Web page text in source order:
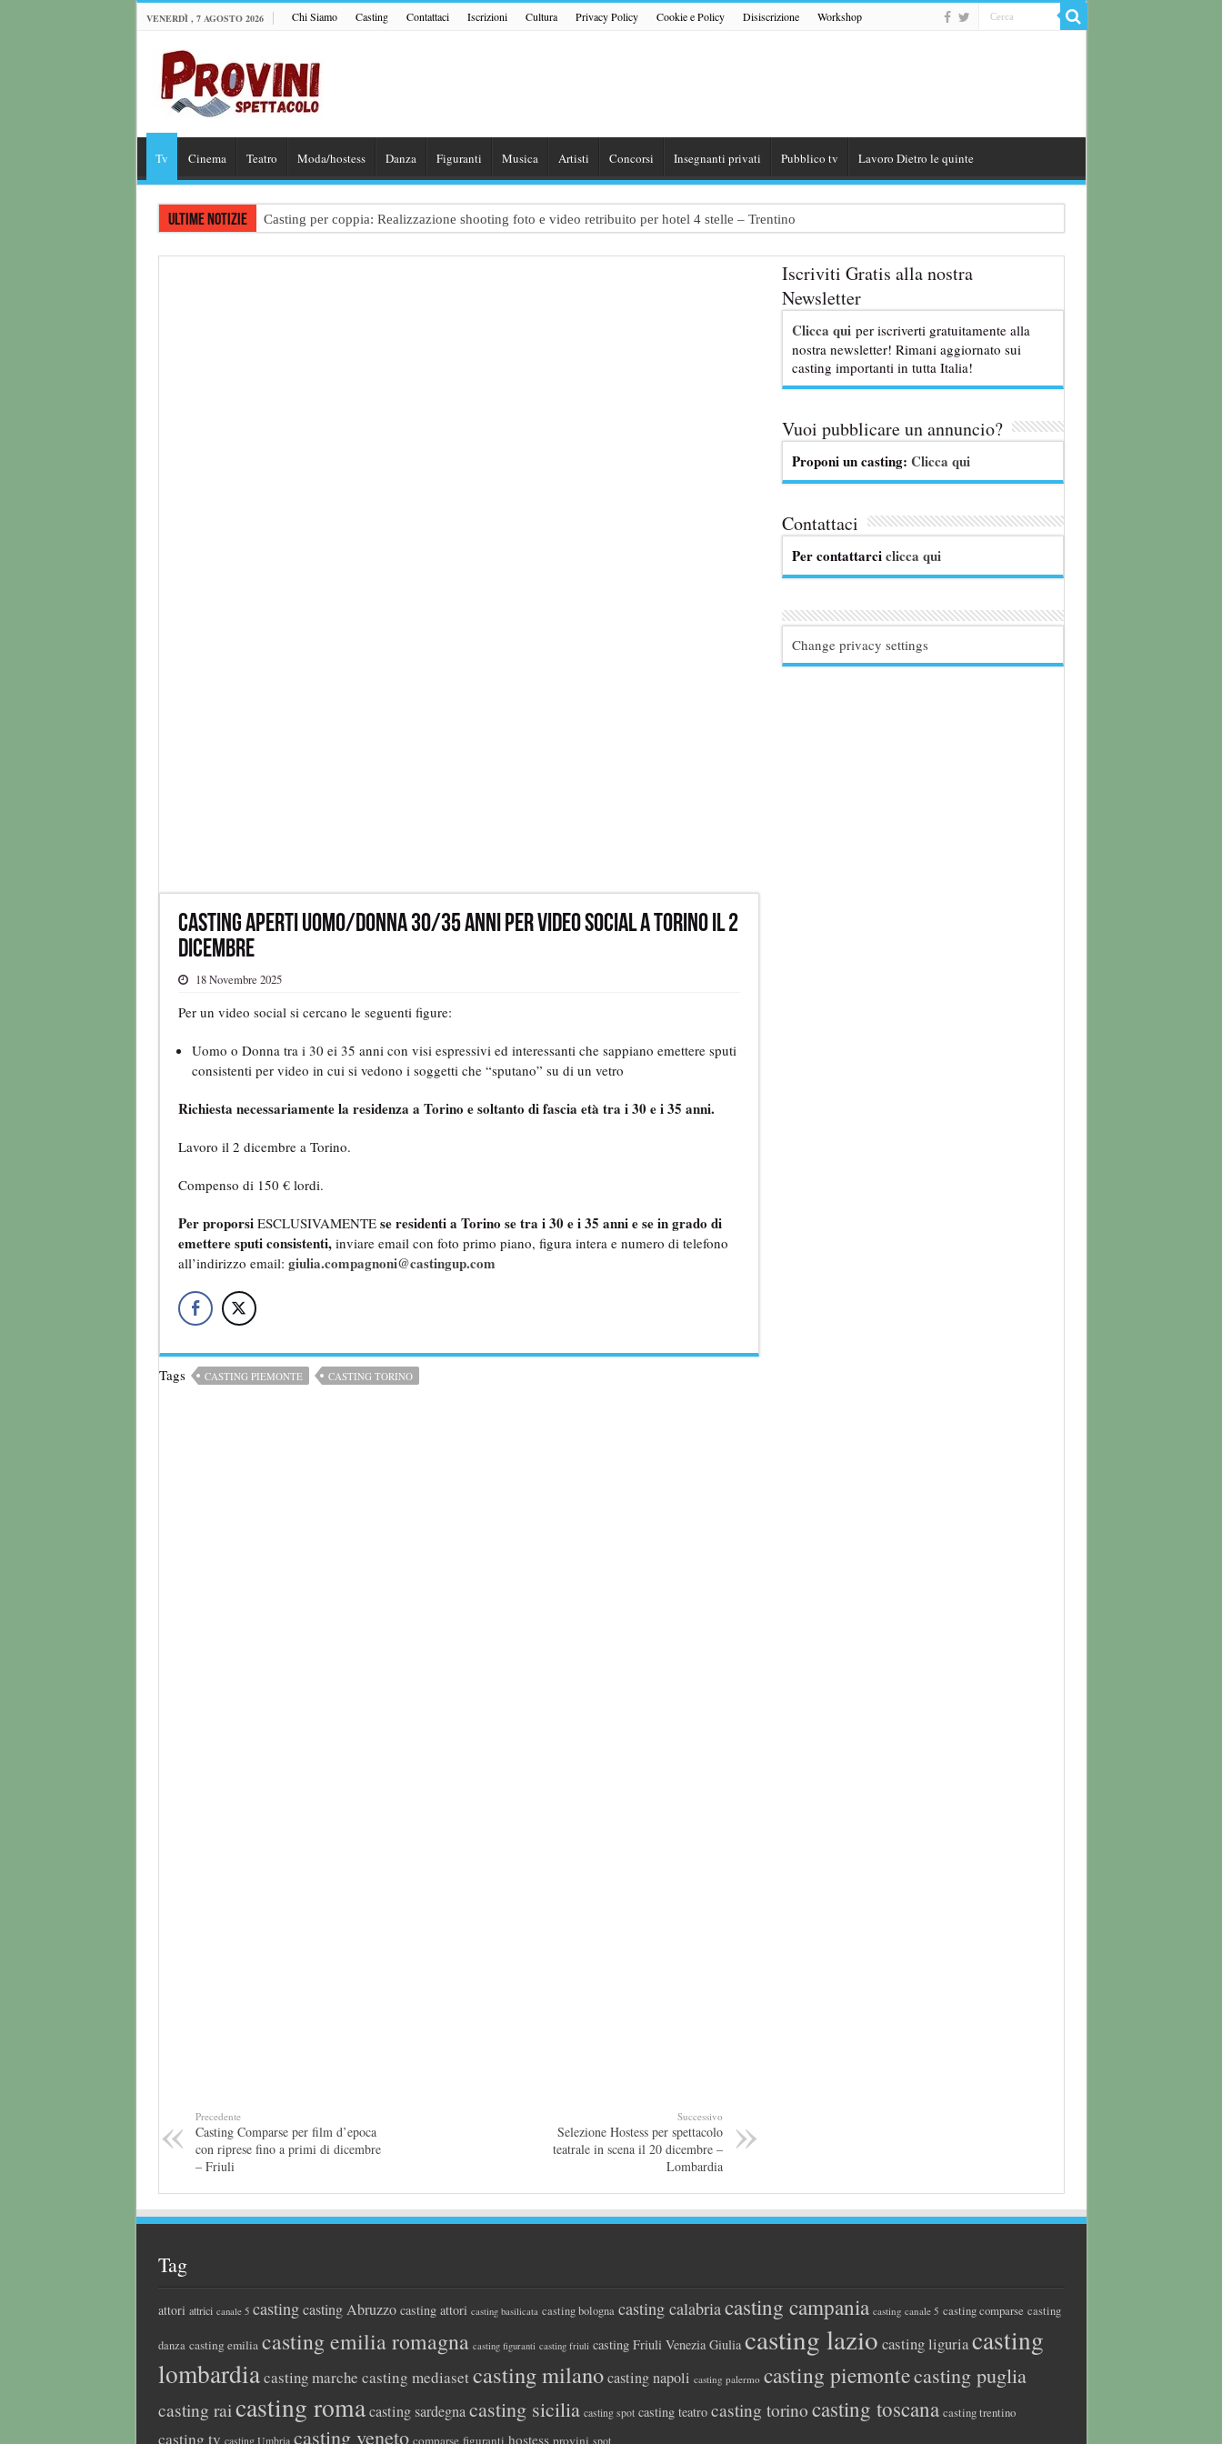
VENERDÌ , 7 AGOSTO 2026 Chi Siamo Casting Contattaci Iscrizioni Cultura Privacy Policy Cookie e Policy Disiscrizione Workshop
Tv Cinema Teatro Moda/hostess Danza Figuranti Musica Artisti Concorsi Insegnanti privati Pubblico tv Lavoro Dietro le quinte
Ultime notizie Casting per coppia: Realizzazione shooting foto e video retribuito per hotel 4 stelle – Trentino
Casting film horror internazionale “Gaming Disorder”: si cercano ragazzi e ragazze tra i 16 e i 18 anni
Casting aperti uomo/donna 30/35 anni per video social a Torino il 2
dicembre
18 Novembre 2025
Per un video social si cercano le seguenti figure:
Uomo o Donna tra i 30 ei 35 anni con visi espressivi ed interessanti che sappiano emettere sputi
consistenti per video in cui si vedono i soggetti che “sputano” su di un vetro
Richiesta necessariamente la residenza a Torino e soltanto di fascia età tra i 30 e i 35 anni.
Lavoro il 2 dicembre a Torino.
Compenso di 150 € lordi.
Per proporsiESCLUSIVAMENTEse residenti a Torino se tra i 30 e i 35 anni e se in grado di
emettere sputi consistenti,inviare email con foto primo piano, figura intera e numero di telefono
all’indirizzo email: giulia.compagnoni@castingup.com
Tags CASTING PIEMONTE CASTING TORINO
Precedente
Casting Comparse per film d’epoca
con riprese fino a primi di dicembre
– Friuli
Successivo
Selezione Hostess per spettacolo
teatrale in scena il 20 dicembre –
Lombardia
Iscriviti Gratis alla nostra
Newsletter
Clicca qui per iscriverti gratuitamente alla
nostra newsletter! Rimani aggiornato sui
casting importanti in tutta Italia!
Vuoi pubblicare un annuncio?
Proponi un casting: Clicca qui
Contattaci
Per contattarciclicca qui
Change privacy settings
Tag
attori attrici canale 5 casting casting Abruzzo casting attori casting basilicata casting bologna casting calabriacasting campania casting canale 5 casting comparse casting
danza casting emilia casting emilia romagna casting figuranti casting friuli casting Friuli Venezia Giulia casting lazio casting liguriacasting
lombardiacasting marche casting mediasetcasting milano casting napoli casting palermo casting piemontecasting puglia
casting raicasting roma casting sardegna casting sicilia casting spot casting teatro casting torino casting toscana casting trentino
casting tv casting Umbria casting veneto comparse figuranti hostess provini spot